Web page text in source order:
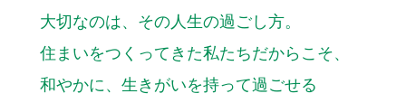
大切なのは、その人生の過ごし方。
住まいをつくってきた私たちだからこそ、
和やかに、 生きがいを持って過ごせる